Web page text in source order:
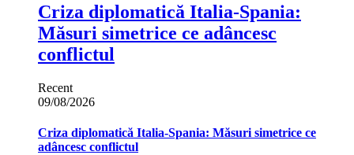
Criza diplomatică Italia-Spania:
Măsuri simetrice ce adâncesc
conflictul
Recent
09/08/2026
Criza diplomatică Italia-Spania: Măsuri simetrice ce
adâncesc conflictul